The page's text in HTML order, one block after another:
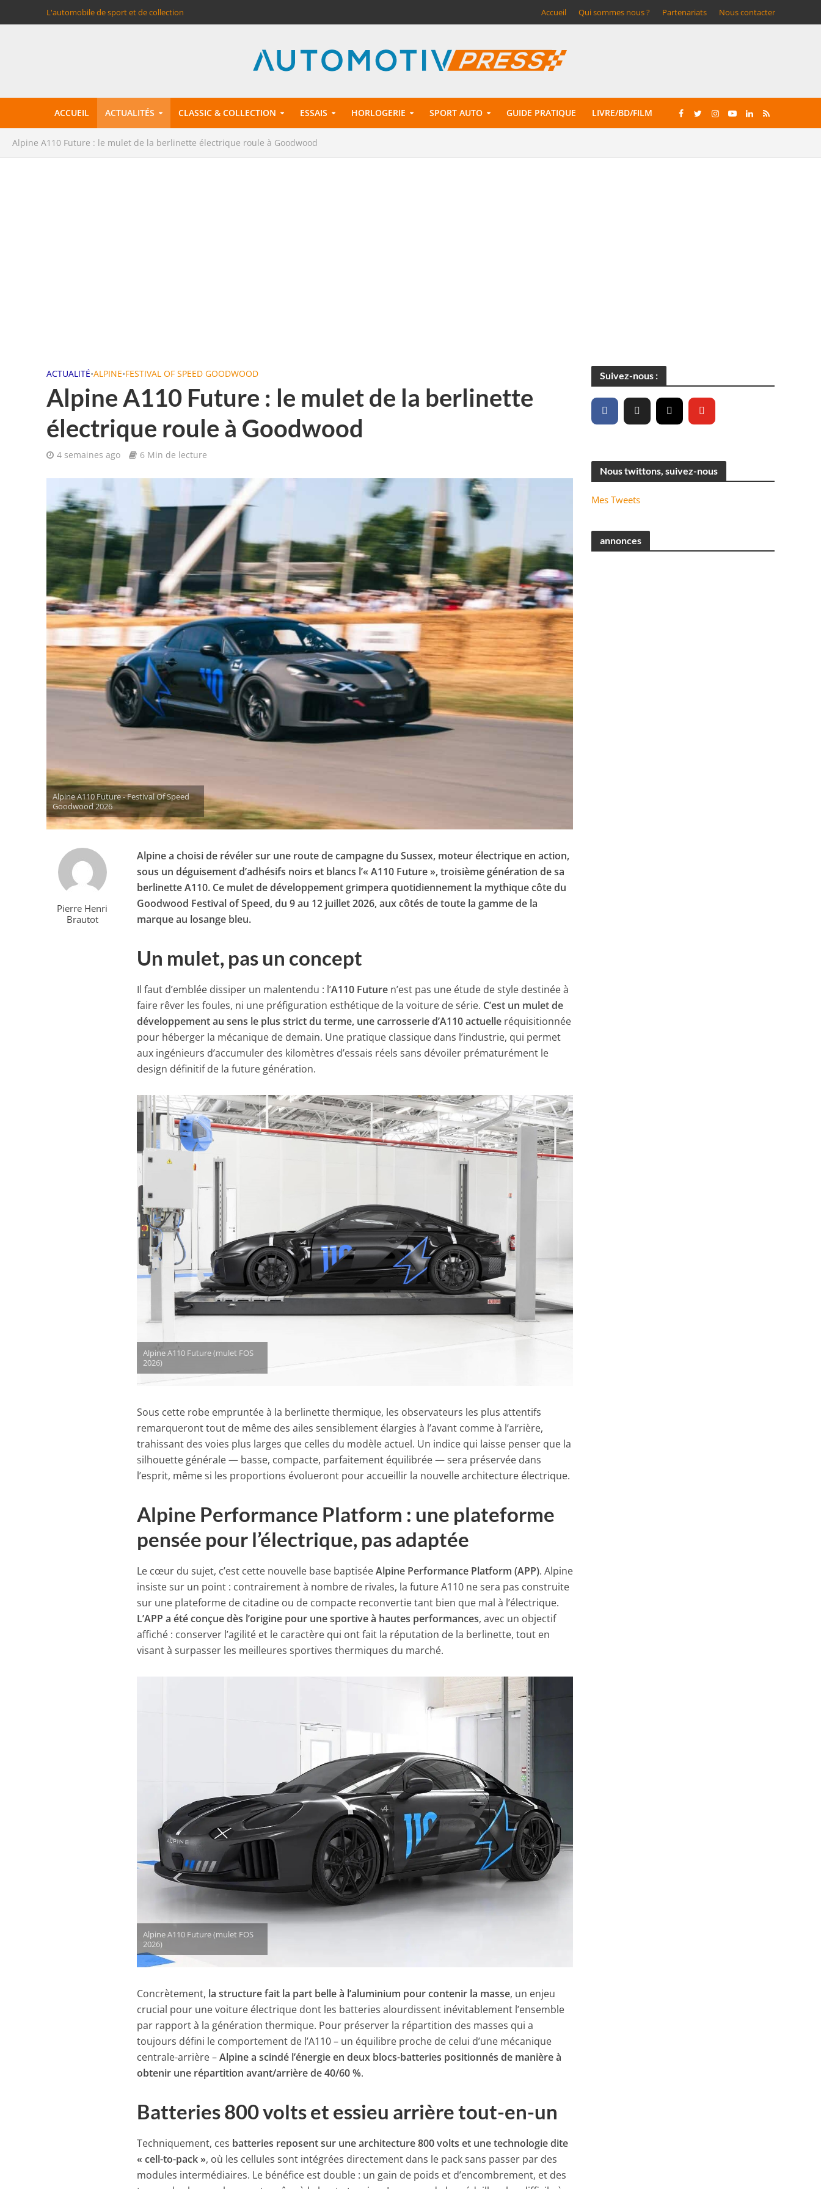
L'automobile de sport et de collection Accueil Qui sommes nous ? Partenariats Nous contacter
ACCUEIL ACTUALITÉS CLASSIC & COLLECTION ESSAIS HORLOGERIE SPORT AUTO GUIDE PRATIQUE LIVRE/BD/FILM
Alpine A110 Future : le mulet de la berlinette électrique roule à Goodwood
ACTUALITÉ•ALPINE•FESTIVAL OF SPEED GOODWOOD
Alpine A110 Future : le mulet de la berlinette
électrique roule à Goodwood
4 semaines ago 6 Min de lecture
Alpine A110 Future - Festival Of Speed
Goodwood 2026
Pierre Henri
Brautot
Alpine a choisi de révéler sur une route de campagne du Sussex, moteur électrique en action,
sous un déguisement d’adhésifs noirs et blancs l’« A110 Future », troisième génération de sa
berlinette A110. Ce mulet de développement grimpera quotidiennement la mythique côte du
Goodwood Festival of Speed, du 9 au 12 juillet 2026, aux côtés de toute la gamme de la
marque au losange bleu.
Un mulet, pas un concept
Il faut d’emblée dissiper un malentendu : l’A110 Future n’est pas une étude de style destinée à
faire rêver les foules, ni une préfiguration esthétique de la voiture de série. C’est un mulet de
développement au sens le plus strict du terme, une carrosserie d’A110 actuelle réquisitionnée
pour héberger la mécanique de demain. Une pratique classique dans l’industrie, qui permet
aux ingénieurs d’accumuler des kilomètres d’essais réels sans dévoiler prématurément le
design définitif de la future génération.
Alpine A110 Future (mulet FOS
2026)
Sous cette robe empruntée à la berlinette thermique, les observateurs les plus attentifs
remarqueront tout de même des ailes sensiblement élargies à l’avant comme à l’arrière,
trahissant des voies plus larges que celles du modèle actuel. Un indice qui laisse penser que la
silhouette générale — basse, compacte, parfaitement équilibrée — sera préservée dans
l’esprit, même si les proportions évolueront pour accueillir la nouvelle architecture électrique.
Alpine Performance Platform : une plateforme
pensée pour l’électrique, pas adaptée
Le cœur du sujet, c’est cette nouvelle base baptiséeAlpine Performance Platform (APP). Alpine
insiste sur un point : contrairement à nombre de rivales, la future A110 ne sera pas construite
sur une plateforme de citadine ou de compacte reconvertie tant bien que mal à l’électrique.
L’APP a été conçue dès l’origine pour une sportive à hautes performances, avec un objectif
affiché : conserver l’agilité et le caractère qui ont fait la réputation de la berlinette, tout en
visant à surpasser les meilleures sportives thermiques du marché.
Alpine A110 Future (mulet FOS
2026)
Concrètement, la structure fait la part belle à l’aluminium pour contenir la masse, un enjeu
crucial pour une voiture électrique dont les batteries alourdissent inévitablement l’ensemble
par rapport à la génération thermique. Pour préserver la répartition des masses qui a
toujours défini le comportement de l’A110 – un équilibre proche de celui d’une mécanique
centrale-arrière –Alpine a scindé l’énergie en deux blocs-batteries positionnés de manière à
obtenir une répartition avant/arrière de 40/60 %.
Batteries 800 volts et essieu arrière tout-en-un
Techniquement, ces batteries reposent sur une architecture 800 volts et une technologie dite
« cell-to-pack », où les cellules sont intégrées directement dans le pack sans passer par des
modules intermédiaires. Le bénéfice est double : un gain de poids et d’encombrement, et des
Suivez-nous :
Nous twittons, suivez-nous
Mes Tweets
annonces